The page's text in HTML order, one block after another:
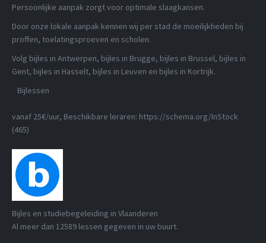
Persoonlijke aanpak zorgt voor optimale slaagkansen.
Door onze lokale aanpak kennen wij per stad de moeilijkheden bij
proffen, toelatingsproeven en scholen.
Volg bijles in Antwerpen, bijles in Brugge, bijles in Brussel, bijles in
Gent, bijles in Hasselt, bijles in Leuven en bijles in Kortrijk.
Bijlessen
vanaf 25€/uur, Beschikbare leraren: https://schema.org/InStock
(465)
Bijles en studiebegeleiding in Vlaanderen
Al meer dan 12589 lessen gegeven in uw buurt.